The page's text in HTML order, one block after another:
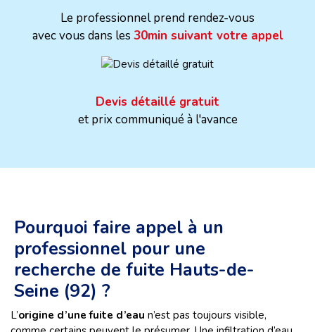
Le professionnel prend rendez-vous
avec vous dans les 30min suivant votre appel
Devis détaillé gratuit
et prix communiqué à l'avance
Pourquoi faire appel à un
professionnel pour une
recherche de fuite Hauts-de-
Seine (92) ?
L’origine d’une fuite d’eau n’est pas toujours visible,